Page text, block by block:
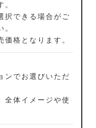
択できる場合がご
価格となります。
ンでお選びいただ
全体イメージや使